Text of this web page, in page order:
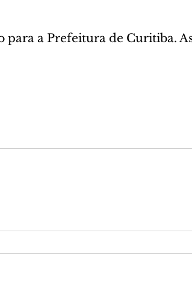
a Prefeitura de Curitiba.